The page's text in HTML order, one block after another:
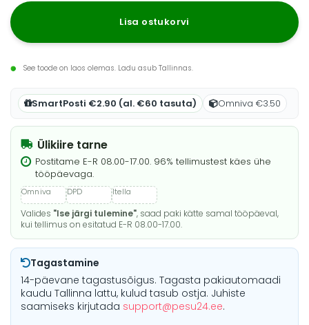
Lisa ostukorvi
See toode on laos olemas. Ladu asub Tallinnas.
SmartPosti €2.90 (al. €60 tasuta) Omniva €3.50
Ülikiire tarne
Postitame E-R 08.00-17.00. 96% tellimustest käes ühe
tööpäevaga.
Valides "Ise järgi tulemine", saad paki kätte samal tööpäeval,
kui tellimus on esitatud E-R 08.00-17.00.
Tagastamine
14-päevane tagastusõigus. Tagasta pakiautomaadi
kaudu Tallinna lattu, kulud tasub ostja. Juhiste
saamiseks kirjutada support@pesu24.ee.